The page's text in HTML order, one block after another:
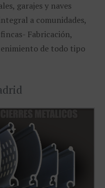
garajes y naves
a comunidades,
Fabricación,
de todo tipo